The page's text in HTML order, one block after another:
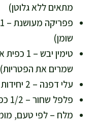
מתאים ללא גלוטן)
שומן)
שמרים את הפטריות)
עלי דפנה – 2 יחידות (טעם עדין לבישול ארוך)
פלפל שחור – 1/2 כפית (מחזק עיכול וטעם)